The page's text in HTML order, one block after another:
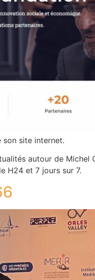
son site internet.
autour de Michel
H24 et 7 jours sur 7.